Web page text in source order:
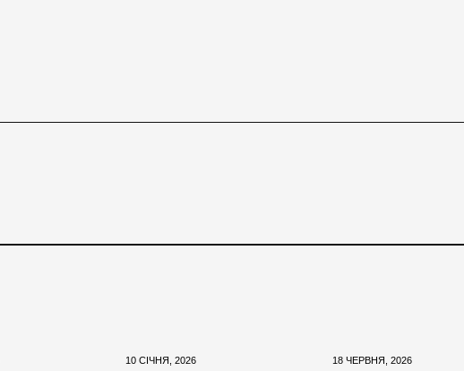
10 СІЧНЯ, 2026 18 ЧЕРВНЯ, 2026